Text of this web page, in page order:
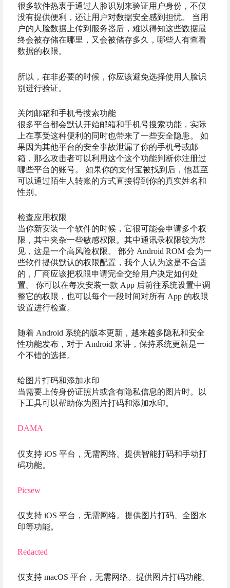
很多软件热衷于通过人脸识别来验证用户身份，不仅
没有提供便利，还让用户对数据安全感到担忧。 当用
户的人脸数据上传到服务器后，难以得知这些数据最
终会被存储在哪里，又会被储存多久，哪些人有查看
数据的权限。
所以，在非必要的时候，你应该避免选择使用人脸识
别进行验证。
关闭邮箱和手机号搜索功能
很多平台都会默认开始邮箱和手机号搜索功能，实际
上在享受这种便利的同时也带来了一些安全隐患。 如
果因为其他平台的安全事故泄漏了你的手机号或邮
箱，那么攻击者可以利用这个这个功能判断你注册过
哪些平台的账号。 如果你的支付宝被找到后，他甚至
可以通过陌生人转账的方式直接得到你的真实姓名和
性别。
检查应用权限
当你新安装一个软件的时候，它很可能会申请多个权
限，其中夹杂一些敏感权限。其中通讯录权限较为常
见，这是一个高风险权限。 部分 Android ROM 会为一
些软件提供默认的权限配置，我个人认为这是不合适
的，厂商应该把权限申请完全交给用户决定如何处
置。 你可以在每次安装一款 App 后前往系统设置中调
整它的权限，也可以每个一段时间对所有 App 的权限
设置进行检查。
随着 Android 系统的版本更新，越来越多隐私和安全
性功能发布，对于 Android 来讲，保持系统更新是一
个不错的选择。
给图片打码和添加水印
当需要上传身份证照片或含有隐私信息的图片时。以
下工具可以帮助你为图片打码和添加水印。
DAMA
仅支持 iOS 平台，无需网络。提供智能打码和手动打
码功能。
Picsew
仅支持 iOS 平台，无需网络。提供图片打码、全图水
印等功能。
Redacted
仅支持 macOS 平台，无需网络。提供图片打码功能。